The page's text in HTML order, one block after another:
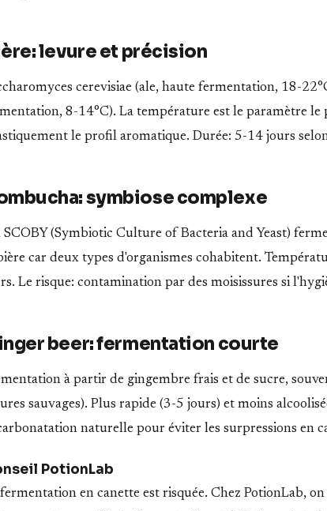
levure et précision
cerevisiae (ale, haute fermentation, 18-
8-14°C). La température est le paramètre
le profil aromatique. Durée: 5-14 jours
symbiose complexe
SCOBY (Symbiotic Culture of Bacteria and Yeast)
car deux types d'organismes cohabitent.
Le risque: contamination par des moisissures si
beer: fermentation courte
à partir de gingembre frais et de sucre,
sauvages). Plus rapide (3-5 jours) et moins
naturelle pour éviter les surpressions en
PotionLab
en canette est risquée. Chez PotionLab,